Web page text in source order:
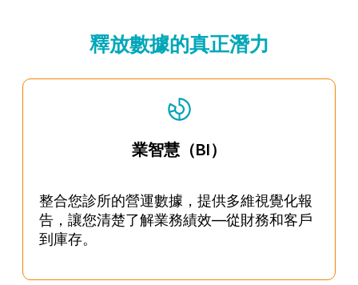
釋放數據的真正潛力
業智慧（BI）
整合您診所的營運數據，提供多維視覺化報
告，讓您清楚了解業務績效—從財務和客戶
到庫存。